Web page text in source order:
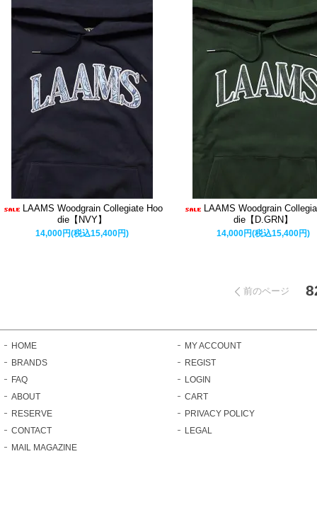
LAAMS Woodgrain Collegiate Hoo
die【NVY】
14,000円(税込15,400円)
LAAMS Woodgrain
die【D.GRN】
14,000円(税込15,400円)
前のページ
HOME
BRANDS
FAQ
ABOUT
RESERVE
CONTACT
MAIL MAGAZINE
MY ACCOUNT
REGIST
LOGIN
CART
PRIVACY POLICY
LEGAL